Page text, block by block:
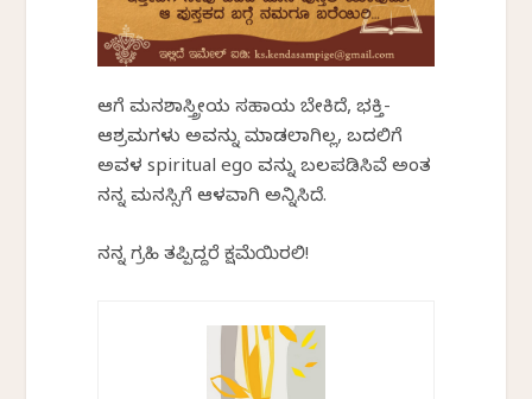
ಆಕೆಗೆಮನಶಾಸ್ತ್ರೀಯ ಸಹಾಯಬೇಕಿದೆ, ಭಕ್ತಿ-
ಆಶ್ರಮಗಳು ಅವನ್ನುಮಾಡಲಾಗಿಲ್ಲ, ಬದಲಿಗೆ
ಅವಳspiritual egoವನ್ನುಬಲಪಡಿಸಿವೆ ಅಂತ
ನನ್ನ ಮನಸ್ಸಿಗೆ ಆಳವಾಗಿಅನ್ನಿಸಿದೆ.
ನನ್ನ ಗ್ರಹಿಕೆತಪ್ಪಿದ್ದರೆ ಕ್ಷಮೆಯಿರಲಿ!